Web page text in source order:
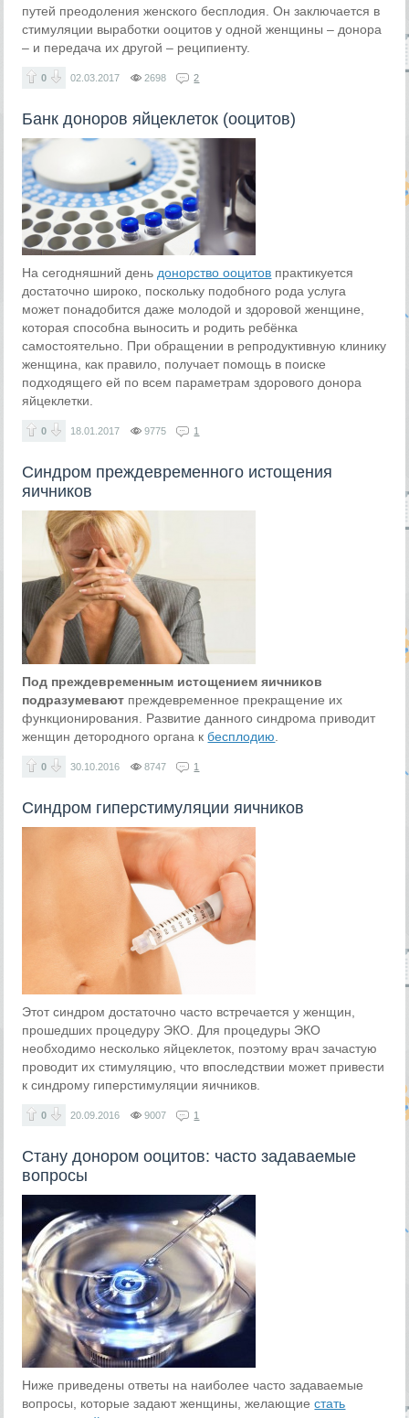
путей преодоления женского бесплодия. Он заключается в
стимуляции выработки ооцитов у одной женщины – донора
– и передача их другой – реципиенту.
0 02.03.2017 2698 2
Банк доноров яйцеклеток (ооцитов)
На сегодняшний день донорство ооцитов практикуется
достаточно широко, поскольку подобного рода услуга
может понадобится даже молодой и здоровой женщине,
которая способна выносить и родить ребёнка
самостоятельно. При обращении в репродуктивную клинику
женщина, как правило, получает помощь в поиске
подходящего ей по всем параметрам здорового донора
яйцеклетки.
0 18.01.2017 9775 1
Синдром преждевременного истощения
яичников
Под преждевременным истощением яичников
подразумевают преждевременное прекращение их
функционирования. Развитие данного синдрома приводит
женщин детородного органа кбесплодию
0 30.10.2016 8747 1
Синдром гиперстимуляции яичников
Этот синдром достаточно часто встречается у женщин,
прошедших процедуру ЭКО. Для процедуры ЭКО
необходимо несколько яйцеклеток, поэтому врач зачастую
проводит их стимуляцию, что впоследствии может привести
к синдрому гиперстимуляции яичников.
0 20.09.2016 9007 1
Стану донором ооцитов: часто задаваемые
вопросы
Ниже приведены ответы на наиболее часто задаваемые
вопросы, которые задают женщины, желающиестать